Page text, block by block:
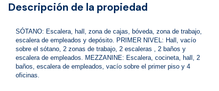
Descripción de la propiedad
SÓTANO: Escalera, hall, zona de cajas, bóveda, zona de trabajo,
escalera de empleados y depósito. PRIMER NIVEL: Hall, vacío
sobre el sótano, 2 zonas de trabajo, 2 escaleras , 2 baños y
escalera de empleados. MEZZANINE: Escalera, cocineta, hall, 2
baños, escalera de empleados, vacío sobre el primer piso y 4
oficinas.